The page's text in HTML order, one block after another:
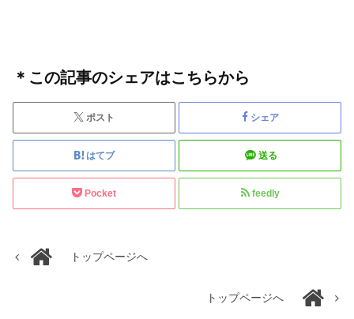
＊この記事のシェアはこちらから
ポスト シェア
はてブ 送る
Pocket feedly
トップページへ
トップページへ